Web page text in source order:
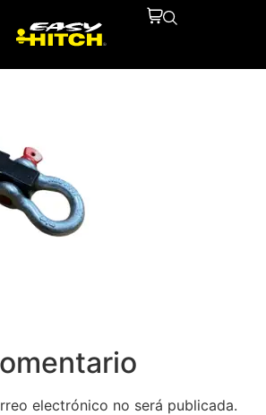
electrónico no será publicada.